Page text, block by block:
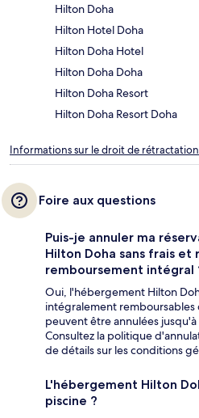
Hilton Doha
Hilton Hotel Doha
Hilton Doha Hotel
Hilton Doha Doha
Hilton Doha Resort
Hilton Doha Resort Doha
Informations sur le droit de rétractation
Foire aux questions
Puis-je annuler ma
Hilton Doha sans frais et
remboursement intégral
Oui, l'hébergement Hilton
intégralement
peuvent être annulées
Consultez la politique
de détails sur les conditions
L'hébergement Hilton
piscine ?